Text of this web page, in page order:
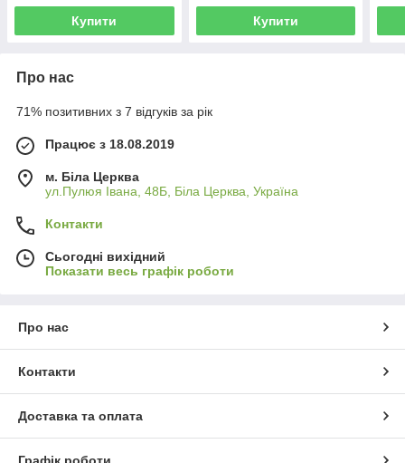
Купити Купити
Про нас
71% позитивних з 7 відгуків за рік
Працює з 18.08.2019
м. Біла Церква
ул.Пулюя Івана, 48Б, Біла Церква, Україна
Контакти
Сьогодні вихідний
Показати весь графік роботи
Про нас
Контакти
Доставка та оплата